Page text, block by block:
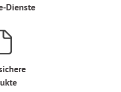
Dienste